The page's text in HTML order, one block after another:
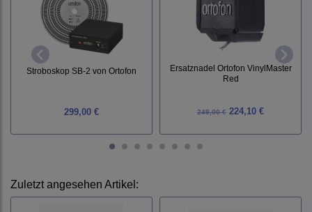
Stroboskop SB-2 von Ortofon
299,00 €
Ersatznadel Ortofon VinylMaster
Red
249,00 € 224,10 €
Zuletzt angesehen Artikel: